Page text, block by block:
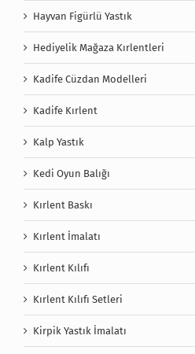
Hayvan Figürlü Yastık
Hediyelik Mağaza Kırlentleri
Kadife Cüzdan Modelleri
Kadife Kırlent
Kalp Yastık
Kedi Oyun Balığı
Kırlent Baskı
Kırlent İmalatı
Kırlent Kılıfı
Kırlent Kılıfı Setleri
Kirpik Yastık İmalatı